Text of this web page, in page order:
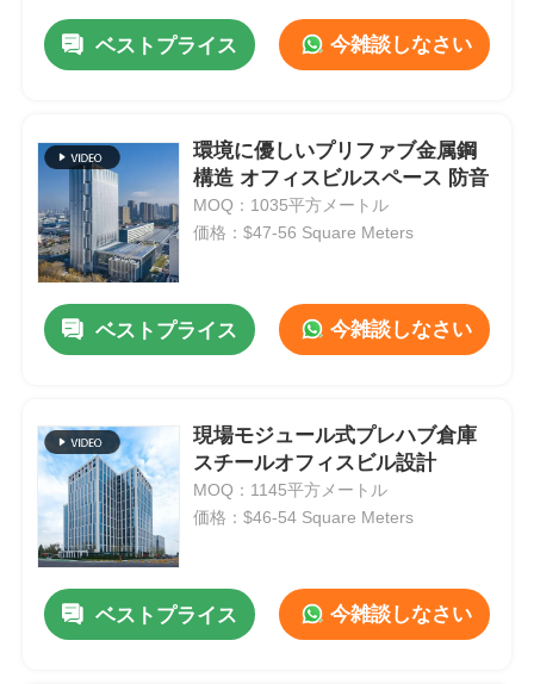
ベストプライス 今雑談しなさい
環境に優しいプリファブ金属鋼
構造 オフィスビルスペース 防音
MOQ：1035平方メートル
価格：$47-56 Square Meters
ベストプライス 今雑談しなさい
現場モジュール式プレハブ倉庫
スチールオフィスビル設計
MOQ：1145平方メートル
価格：$46-54 Square Meters
ベストプライス 今雑談しなさい